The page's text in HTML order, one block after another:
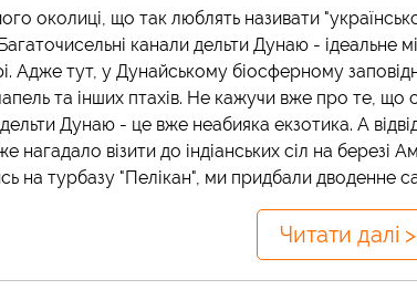
околиці, що так люблять називати
канали дельти Дунаю - ідеальне
Адже тут, у Дунайському біосферному
та інших птахів. Не кажучи вже про те,
дельти Дунаю - це вже неабияка екзотика. А
нагадало візити до індіанських сіл на березі
на турбазу "Пелікан", ми придбали дводенне
Читати далі >